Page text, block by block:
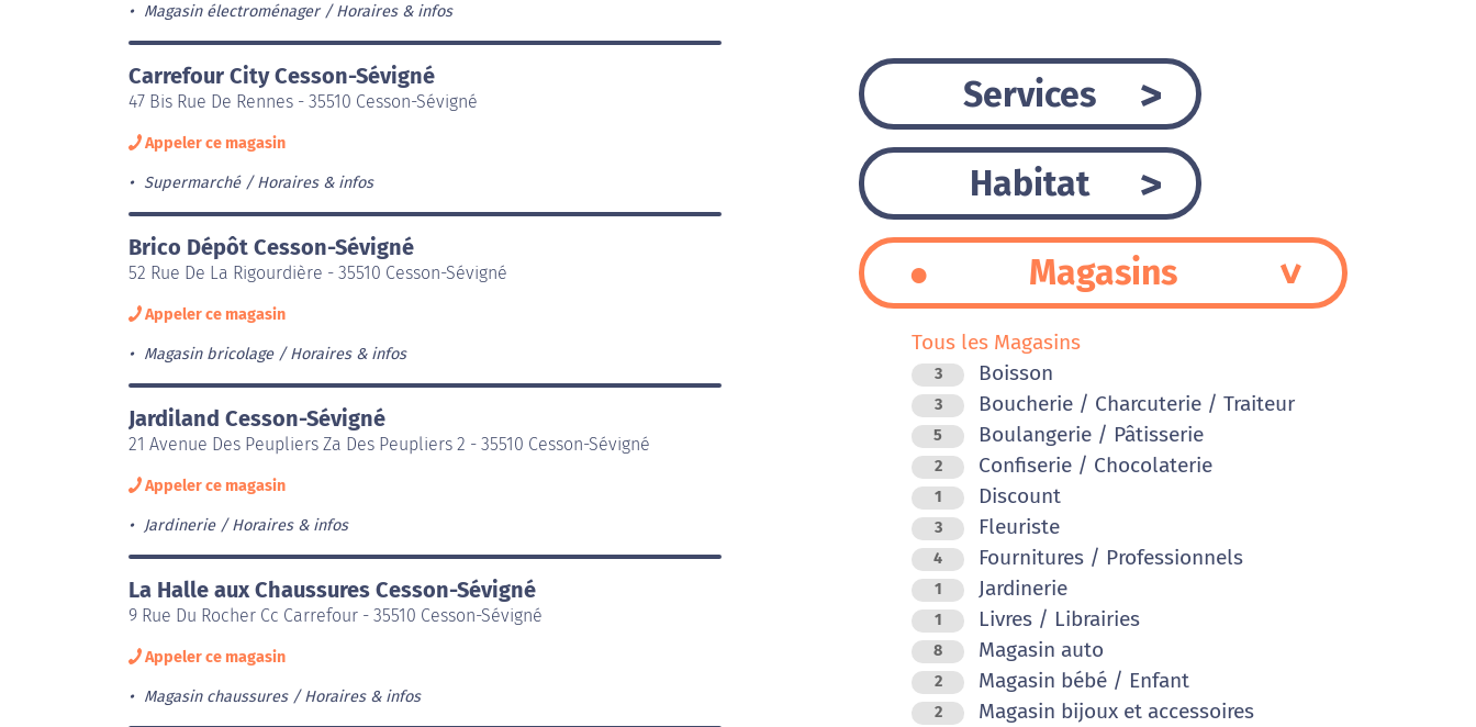
Magasin électroménager Horaires & infos
Carrefour City Cesson-Sévigné
47 Bis Rue De Rennes - 35510 Cesson-Sévigné
Appeler ce magasin
Supermarché Horaires & infos
Brico Dépôt Cesson-Sévigné
52 Rue De La Rigourdière - 35510 Cesson-Sévigné
Appeler ce magasin
Magasin bricolage Horaires & infos
Jardiland Cesson-Sévigné
21 Avenue Des Peupliers Za Des Peupliers 2 - 35510 Cesson-Sévigné
Appeler ce magasin
Jardinerie Horaires & infos
La Halle aux Chaussures Cesson-Sévigné
9 Rue Du Rocher Cc Carrefour - 35510 Cesson-Sévigné
Appeler ce magasin
Magasin chaussures Horaires & infos
Services
Habitat
Magasins
Tous les Magasins
3 Boisson
3 Boucherie / Charcuterie / Traiteur
5 Boulangerie / Pâtisserie
2 Confiserie / Chocolaterie
1 Discount
3 Fleuriste
4 Fournitures / Professionnels
1 Jardinerie
1 Livres / Librairies
8 Magasin auto
2 Magasin bébé / Enfant
2 Magasin bijoux et accessoires